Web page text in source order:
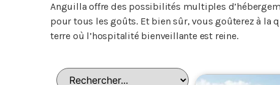
Anguilla offre des possibilités multiples
pour tous les goûts. Et bien sûr, vous goûterez à la
terre où l’hospitalité bienveillante est reine.